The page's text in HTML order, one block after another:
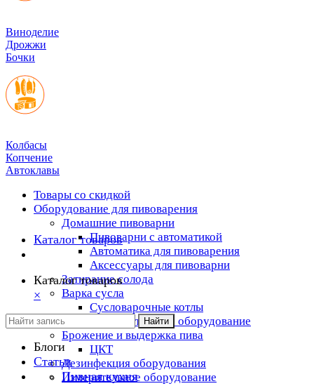
Виноделие
Дрожжи
Бочки
Колбасы
Копчение
Автоклавы
Товары со скидкой
Оборудование для пивоварения
Домашние пивоварни
Пивоварни с автоматикой
Автоматика для пивоварения
Аксессуары для пивоварни
Затирание солода
Варка сусла
Cусловарочные котлы
Дополнительное оборудование
Брожение и выдержка пива
ЦКТ
Дезинфекция оборудования
Измерительное оборудование
Каталог товаров
Каталог товаров
×
Найти
Блоги
Статьи
Пивная кухня